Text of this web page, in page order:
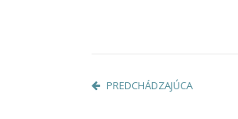
PREDCHÁDZAJÚCA